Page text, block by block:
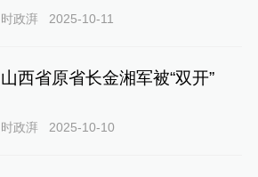
时政湃 2025-10-11
山西省原省长金湘军被“双开”
时政湃 2025-10-10